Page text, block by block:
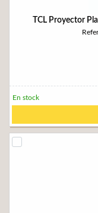
TCL Proyector
En stock